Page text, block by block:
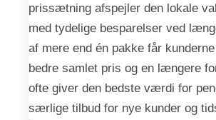
prissætning afspejler den lokale
med tydelige besparelser ved
af mere end én pakke får
bedre samlet pris og en længere
ofte giver den bedste værdi for
særlige tilbud for nye kunder og